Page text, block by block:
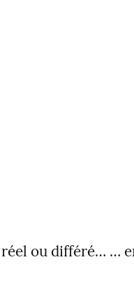
ou différé… …